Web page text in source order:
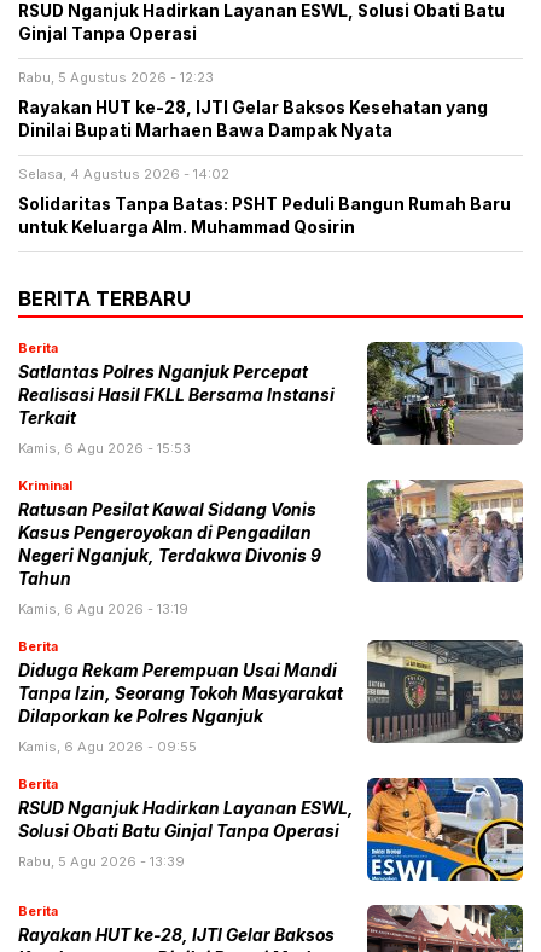
RSUD Nganjuk Hadirkan Layanan ESWL, Solusi Obati Batu
Ginjal Tanpa Operasi
Rabu, 5 Agustus 2026 - 12:23
Rayakan HUT ke-28, IJTI Gelar Baksos Kesehatan yang
Dinilai Bupati Marhaen Bawa Dampak Nyata
Selasa, 4 Agustus 2026 - 14:02
Solidaritas Tanpa Batas: PSHT Peduli Bangun Rumah Baru
untuk Keluarga Alm. Muhammad Qosirin
BERITA TERBARU
Berita
Satlantas Polres Nganjuk Percepat
Realisasi Hasil FKLL Bersama Instansi
Terkait
Kamis, 6 Agu 2026 - 15:53
Kriminal
Ratusan Pesilat Kawal Sidang Vonis
Kasus Pengeroyokan di Pengadilan
Negeri Nganjuk, Terdakwa Divonis 9
Tahun
Kamis, 6 Agu 2026 - 13:19
Berita
Diduga Rekam Perempuan Usai Mandi
Tanpa Izin, Seorang Tokoh Masyarakat
Dilaporkan ke Polres Nganjuk
Kamis, 6 Agu 2026 - 09:55
Berita
RSUD Nganjuk Hadirkan Layanan ESWL,
Solusi Obati Batu Ginjal Tanpa Operasi
Rabu, 5 Agu 2026 - 13:39
Berita
Rayakan HUT ke-28, IJTI Gelar Baksos